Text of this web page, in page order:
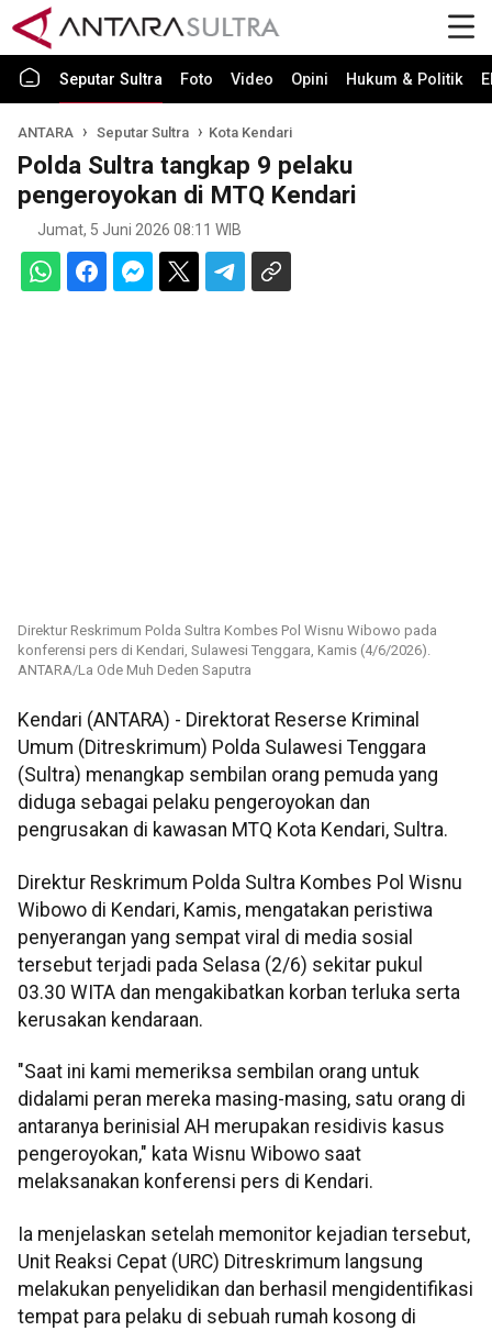
Seputar Sultra Foto Video Opini Hukum & Politik
ANTARA Seputar Sultra Kota Kendari
Polda Sultra tangkap 9 pelaku
pengeroyokan di MTQ Kendari
Jumat, 5 Juni 2026 08:11 WIB
Direktur Reskrimum Polda Sultra Kombes Pol Wisnu Wibowo pada
konferensi pers di Kendari, Sulawesi Tenggara, Kamis (4/6/2026).
ANTARA/La Ode Muh Deden Saputra
Kendari (ANTARA) - Direktorat Reserse Kriminal
Umum (Ditreskrimum) Polda Sulawesi Tenggara
(Sultra) menangkap sembilan orang pemuda yang
diduga sebagai pelaku pengeroyokan dan
pengrusakan di kawasan MTQ Kota Kendari, Sultra.
Direktur Reskrimum Polda Sultra Kombes Pol Wisnu
Wibowo di Kendari, Kamis, mengatakan peristiwa
penyerangan yang sempat viral di media sosial
tersebut terjadi pada Selasa (2/6) sekitar pukul
03.30 WITA dan mengakibatkan korban terluka serta
kerusakan kendaraan.
"Saat ini kami memeriksa sembilan orang untuk
didalami peran mereka masing-masing, satu orang di
antaranya berinisial AH merupakan residivis kasus
pengeroyokan," kata Wisnu Wibowo saat
melaksanakan konferensi pers di Kendari.
Ia menjelaskan setelah memonitor kejadian tersebut,
Unit Reaksi Cepat (URC) Ditreskrimum langsung
melakukan penyelidikan dan berhasil mengidentifikasi
tempat para pelaku di sebuah rumah kosong di